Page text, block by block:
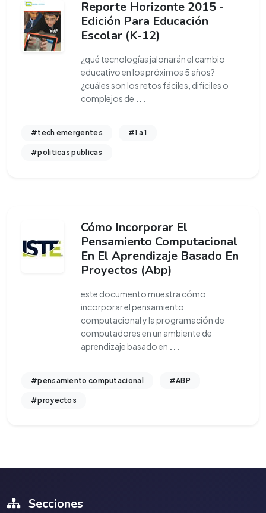
Reporte Horizonte 2015 -
Edición Para Educación
Escolar (K-12)
¿qué tecnologías jalonarán el cambio
educativo en los próximos 5 años?
¿cuáles son los retos fáciles, difíciles o
complejos de ...
#tech emergentes #1 a 1
#politicas publicas
Cómo Incorporar El
Pensamiento Computacional
En El Aprendizaje Basado En
Proyectos (Abp)
este documento muestra cómo
incorporar el pensamiento
computacional y la programación de
computadores en un ambiente de
aprendizaje basado en ...
#pensamiento computacional #ABP
#proyectos
Secciones